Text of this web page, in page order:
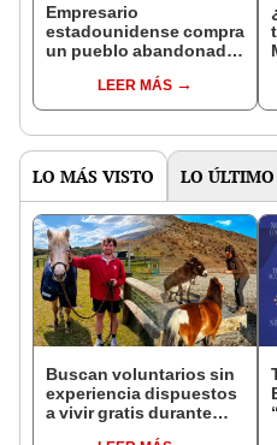
Empresario
estadounidense compra
un pueblo abandonado
US$330.000 y planea
transformarlo en
LEER MÁS
LO MÁS VISTO LO ÚLTIMO
Buscan voluntarios sin
experiencia dispuestos
a vivir gratis durante